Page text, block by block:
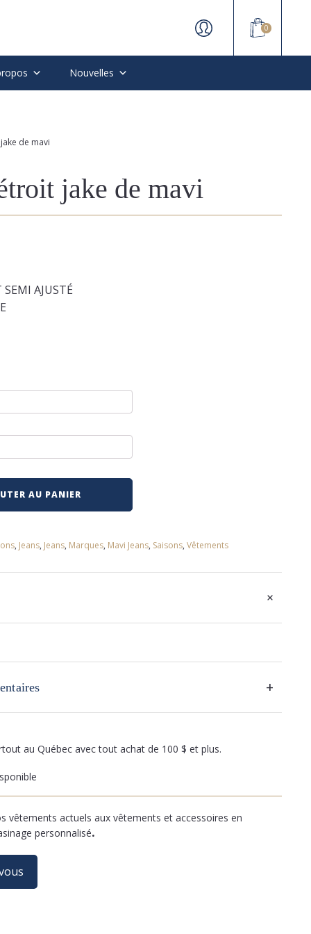
0
Nouvelles
de mavi
jake de mavi
SEMI AJUSTÉ
AU PANIER
, Jeans, Jeans, Marques, Mavi Jeans, Saisons, Vêtements
+
+
au Québec avec tout achat de 100 $ et plus.
vêtements actuels aux vêtements et accessoires en
personnalisé.